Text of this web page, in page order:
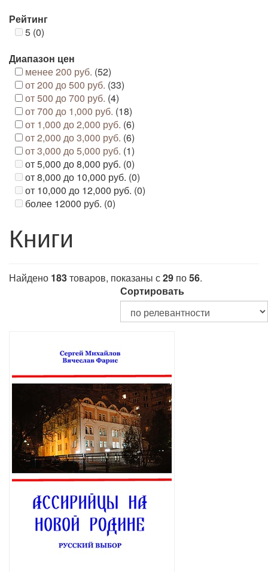
Рейтинг
5 (0)
Диапазон цен
менее 200 руб. (52)
от 200 до 500 руб. (33)
от 500 до 700 руб. (4)
от 700 до 1,000 руб. (18)
от 1,000 до 2,000 руб. (6)
от 2,000 до 3,000 руб. (6)
от 3,000 до 5,000 руб. (1)
от 5,000 до 8,000 руб. (0)
от 8,000 до 10,000 руб. (0)
от 10,000 до 12,000 руб. (0)
более 12000 руб. (0)
Книги
Найдено 183товаров, показаны с29 по56.
Сортировать